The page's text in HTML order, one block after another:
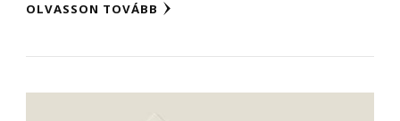
OLVASSON TOVÁBB